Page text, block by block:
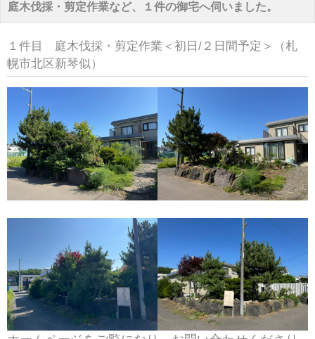
庭木伐採・剪定作業など、１件の御宅へ伺いました。
１件目 庭木伐採・剪定作業＜初日/２日間予定＞（札
幌市北区新琴似）